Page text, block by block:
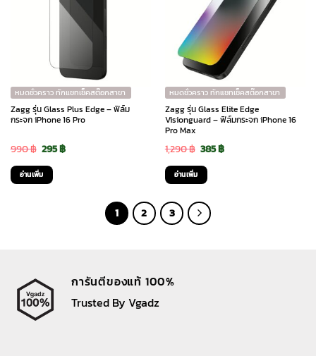
หมดชั่วคราว ทักแชทเช็คสต๊อกสาขา
Zagg รุ่น Glass Plus Edge – ฟิล์ม
กระจก iPhone 16 Pro
990฿ Original
price
was:
295฿Current
อ่านเพิ่ม
หมดชั่วคราว ทักแชทเช็คสต๊อกสาขา
Zagg รุ่น Glass Elite Edge
Visionguard – ฟิล์มกระจก iPhone 16
Pro Max
1,290฿ Original
price
was:
1,290 ฿.
385฿Current
อ่านเพิ่ม
1 2 3
การันตีของแท้ 100%
Trusted By Vgadz